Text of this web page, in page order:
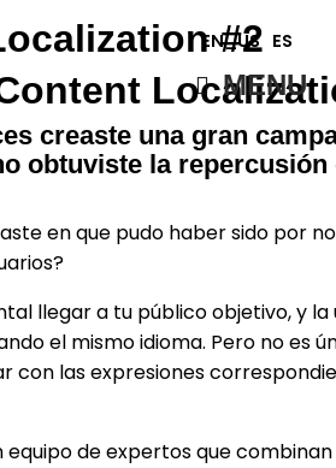
EN_US ES
MENU
#2
creaste una gran
obtuviste la repercusión
en que pudo haber sido por
llegar a tu público objetivo, y
el mismo idioma. Pero no es
con las expresiones
equipo de expertos que